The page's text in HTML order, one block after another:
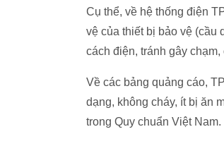
Cụ thể, về hệ thống điện
vệ của thiết bị bảo vệ (cầu
cách điện, tránh gây
Về các bảng quảng cáo,
dạng, không cháy, ít bị ăn
trong Quy chuẩn Việt Nam.